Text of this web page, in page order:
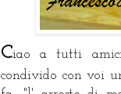
Ciao a tutti
condivido con voi